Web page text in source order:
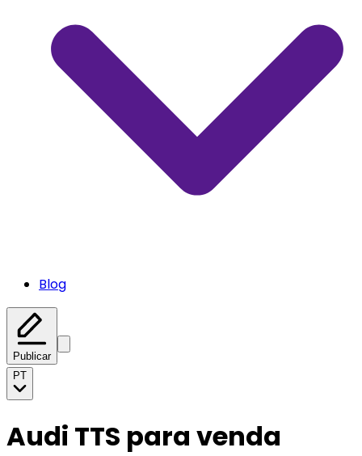
Blog
Publicar
PT
Audi TTS para venda